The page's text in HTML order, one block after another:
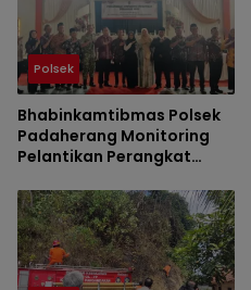
Polsek
Bhabinkamtibmas Polsek
Padaherang Monitoring
Pelantikan Perangkat